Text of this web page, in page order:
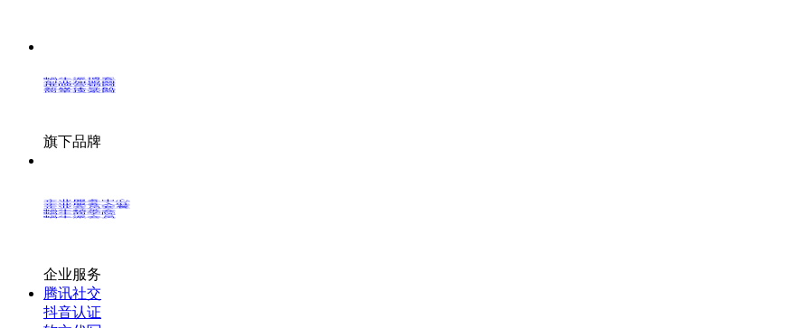
蜗牛派博客
创业加盟网
推呗营销网
新媒体导航
简单搜索网
旗下品牌
企业服务入驻
蜗牛精英会
蜗牛派会员
企业服务
腾讯社交
抖音认证